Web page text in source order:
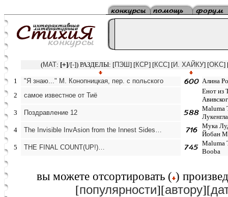
(MAT: [+]/[-]) РАЗДЕЛЫ: [ПЭШ] [КСР] [КСС] [И. ХАЙКУ] [OKC]
1 "Я знаю..." М. Конопницкая, пер. с польского
Алина
2
самое известное от Тиё
Енот из
3
Поздравление 12
Maluma
4
The Invisible InvAsion from the Innest Sides…
Мука
Йобан
5
THE FINAL COUNT(UP!)…
Maluma
Booba
вы можете отcортировать ( )
[популярности][автору][